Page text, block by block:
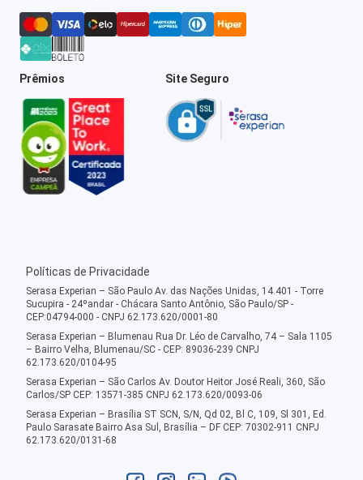
Prêmios Site Seguro
Políticas de Privacidade
Serasa Experian – São Paulo Av. das Nações Unidas, 14.401 - Torre
Sucupira - 24ºandar - Chácara Santo Antônio, São Paulo/SP -
CEP:04794-000 - CNPJ 62.173.620/0001-80
Serasa Experian – Blumenau Rua Dr. Léo de Carvalho, 74 – Sala 1105
– Bairro Velha, Blumenau/SC - CEP: 89036-239 CNPJ
62.173.620/0104-95
Serasa Experian – São Carlos Av. Doutor Heitor José Reali, 360, São
Carlos/SP CEP: 13571-385 CNPJ 62.173.620/0093-06
Serasa Experian – Brasília ST SCN, S/N, Qd 02, Bl C, 109, Sl 301, Ed.
Paulo Sarasate Bairro Asa Sul, Brasília – DF CEP: 70302-911 CNPJ
62.173.620/0131-68